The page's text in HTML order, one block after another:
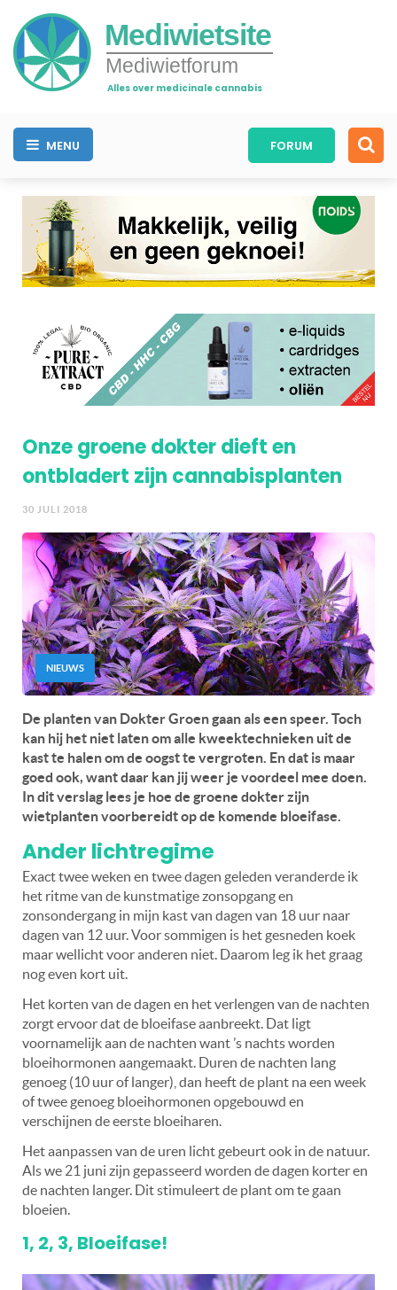
Mediwietsite
Mediwietforum
Alles over medicinale cannabis
MENU FORUM
Onze groene dokter dieft en
ontbladert zijn cannabisplanten
30 JULI 2018
NIEUWS
De planten van Dokter Groen gaan als een speer. Toch
kan hij het niet laten om alle kweektechnieken uit de
kast te halen om de oogst te vergroten. En dat is maar
goed ook, want daar kan jij weer je voordeel mee doen.
In dit verslag lees je hoe de groene dokter zijn
wietplanten voorbereidt op de komende bloeifase.
Ander lichtregime
Exact twee weken en twee dagen geleden veranderde ik
het ritme van de kunstmatige zonsopgang en
zonsondergang in mijn kast van dagen van 18 uur naar
dagen van 12 uur. Voor sommigen is het gesneden koek
maar wellicht voor anderen niet. Daarom leg ik het graag
nog even kort uit.
Het korten van de dagen en het verlengen van de nachten
zorgt ervoor dat de bloeifase aanbreekt. Dat ligt
voornamelijk aan de nachten want ’s nachts worden
bloeihormonen aangemaakt. Duren de nachten lang
genoeg (10 uur of langer), dan heeft de plant na een week
of twee genoeg bloeihormonen opgebouwd en
verschijnen de eerste bloeiharen.
Het aanpassen van de uren licht gebeurt ook in de natuur.
Als we 21 juni zijn gepasseerd worden de dagen korter en
de nachten langer. Dit stimuleert de plant om te gaan
bloeien.
1, 2, 3, Bloeifase!